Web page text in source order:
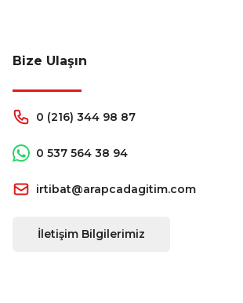
Bize Ulaşın
0 (216) 344 98 87
0 537 564 38 94
irtibat@arapcadagitim.com
İletişim Bilgilerimiz